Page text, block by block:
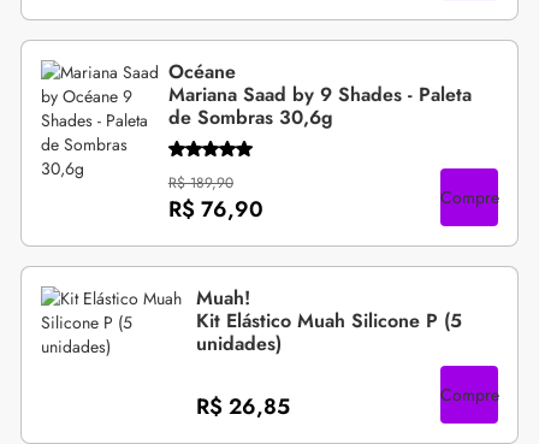
Océane
Mariana Saad by 9 Shades - Paleta
de Sombras 30,6g
R$ 189,90
R$ 76,90 Compre
Muah!
Kit Elástico Muah Silicone P (5
unidades)
R$ 26,85 Compre